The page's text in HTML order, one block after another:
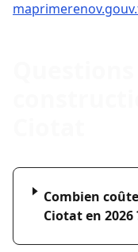
Combien
Ciotat en 2026